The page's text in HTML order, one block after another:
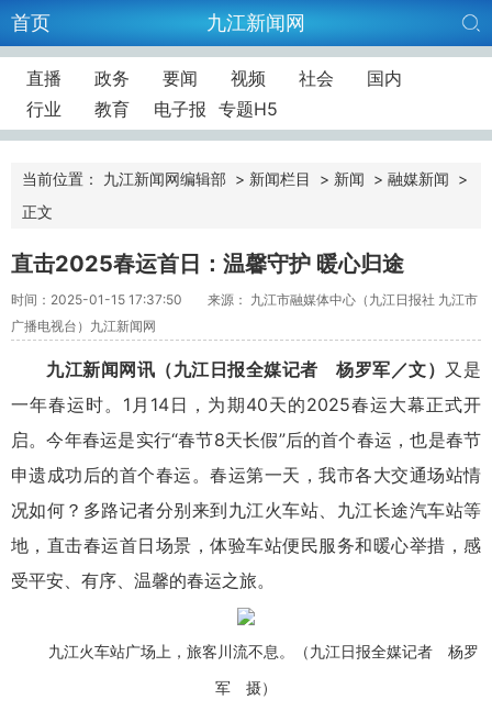
首页 九江新闻网
直播 政务 要闻 视频 社会
国内
行业
教育 电子报 专题H5
当前位置： 九江新闻网编辑部 > 新闻栏目 > 新闻 > 融媒新闻 >
正文
直击2025春运首日：温馨守护 暖心归途
时间：2025-01-15 17:37:50
来源： 九江市融媒体中心（九江日报社 九江市
广播电视台）九江新闻网
九江新闻网讯（九江日报全媒记者 杨罗军／文） 又是
一年春运时。1月14日，为期40天的2025春运大幕正式开
启。今年春运是实行“春节8天长假”后的首个春运，也是春节
申遗成功后的首个春运。春运第一天，我市各大交通场站情
况如何？多路记者分别来到九江火车站、九江长途汽车站等
地，直击春运首日场景，体验车站便民服务和暖心举措，感
受平安、有序、温馨的春运之旅。
九江火车站广场上，旅客川流不息。（九江日报全媒记者 杨罗
军 摄）